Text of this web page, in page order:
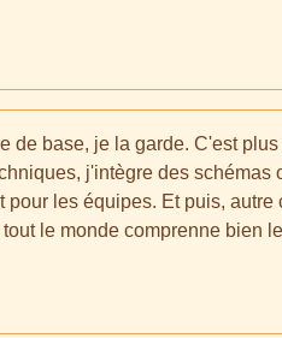
de base, je la garde. C'est
j'intègre des
les équipes. Et puis,
le monde comprenne bien